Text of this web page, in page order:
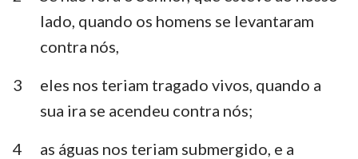
Isaías Jeremias
Daniel
lado, quando os homens se levantaram
contra nós,
3
eles nos teriam tragado vivos, quando a
sua ira se acendeu contra nós;
4
as águas nos teriam submergido, e a